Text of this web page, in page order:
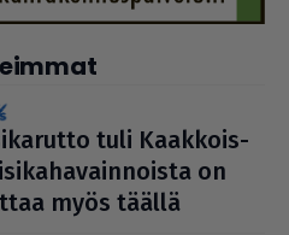
tuli Kaakkois-
on
myös täällä